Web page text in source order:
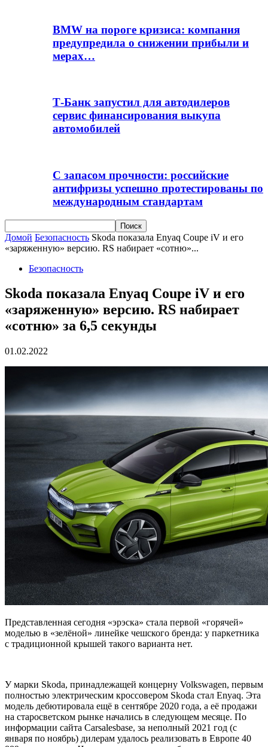
BMW на пороге кризиса: компания
предупредила о снижении прибыли и
мерах…
Т-Банк запустил для автодилеров
сервис финансирования выкупа
автомобилей
С запасом прочности: российские
антифризы успешно протестированы по
международным стандартам
Домой Безопасность Skoda показала Enyaq Coupe iV и его
«заряженную» версию. RS набирает «сотню»...
Безопасность
Skoda показала Enyaq Coupe iV и его
«заряженную» версию. RS набирает
«сотню» за 6,5 секунды
01.02.2022
Представленная сегодня «эрэска» стала первой «горячей»
моделью в «зелёной» линейке чешского бренда: у паркетника
с традиционной крышей такого варианта нет.
У марки Skoda, принадлежащей концерну Volkswagen, первым
полностью электрическим кроссовером Skoda стал Enyaq. Эта
модель дебютировала ещё в сентябре 2020 года, а её продажи
на старосветском рынке начались в следующем месяце. По
информации сайта Carsalesbase, за неполный 2021 год (с
января по ноябрь) дилерам удалось реализовать в Европе 40